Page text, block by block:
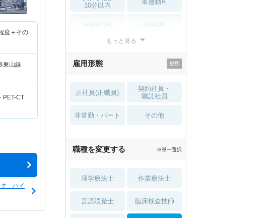
度＋その
東山線
PET-CT
ク ハイ
10分以内
車通勤可
住宅手当・補助
土日祝休 無資格 OK
積極採用中 WEB面接OK
もっと見る
雇用形態
正社員(正職員)
契約社員・
嘱託社員
非常勤・パート その他
職種を変更する ※単一選択
理学療法士 作業療法士
言語聴覚士 臨床検査技師